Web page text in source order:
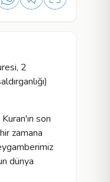
2
son
zamana
dünya